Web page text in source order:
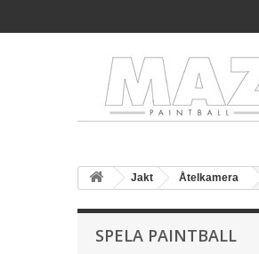
Jakt Åtelkamera
SPELA PAINTBALL